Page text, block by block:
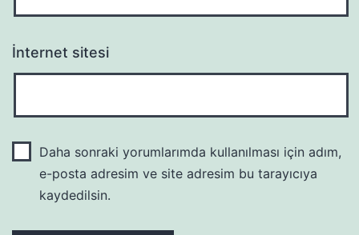
İnternet sitesi
Daha sonraki yorumlarımda kullanılması için adım,
e-posta adresim ve site adresim bu tarayıcıya
kaydedilsin.